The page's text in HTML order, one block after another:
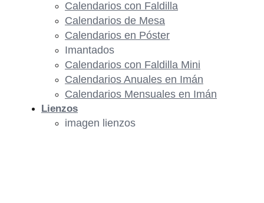
Calendarios con Faldilla
Calendarios de Mesa
Calendarios en Póster
Imantados
Calendarios con Faldilla Mini
Calendarios Anuales en Imán
Calendarios Mensuales en Imán
Lienzos
imagen lienzos